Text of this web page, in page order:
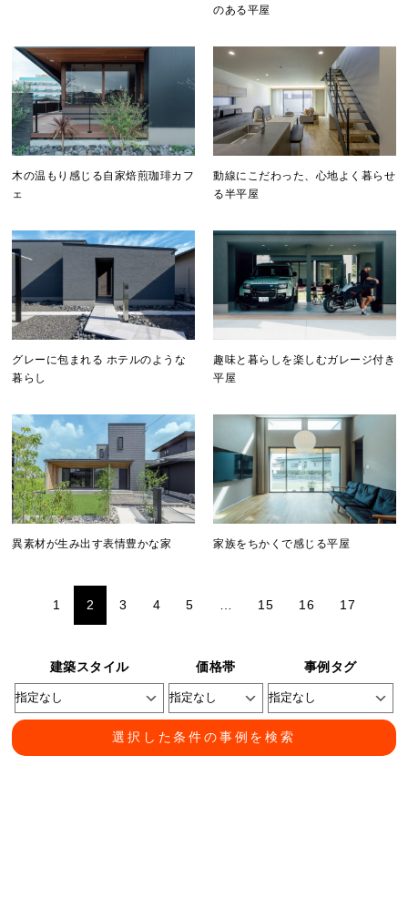
のある平屋
木の温もり感じる自家焙煎珈琲カフ
ェ
動線にこだわった、心地よく暮らせ
る半平屋
グレーに包まれる ホテルのような
暮らし
趣味と暮らしを楽しむガレージ付き
平屋
異素材が生み出す表情豊かな家 家族をちかくで感じる平屋
1 2 3 4 5 … 15 16 17
建築スタイル 価格帯 事例タグ
選択した条件の事例を検索